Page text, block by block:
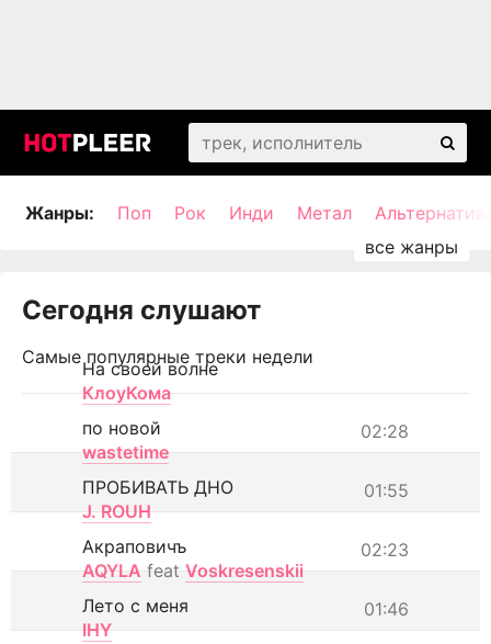
Жанры: Поп Рок Инди Метал
Сегодня слушают
Самые популярные треки недели
На своей волне
КлоуКома
02:28
по новой
wastetime
01:55
ПРОБИВАТЬ ДНО
J. ROUH
02:23
Акраповичъ
AQYLA feat Voskresenskii
01:46
Лето с меня
IHY